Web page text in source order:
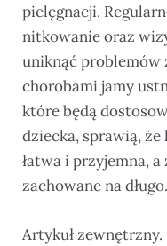
pielęgnacji.
nitkowanie oraz
uniknąć problemów
chorobami jamy
które będą
dziecka, sprawią,
łatwa i przyjemna,
zachowane na długo.
Artykuł zewnętrzny.